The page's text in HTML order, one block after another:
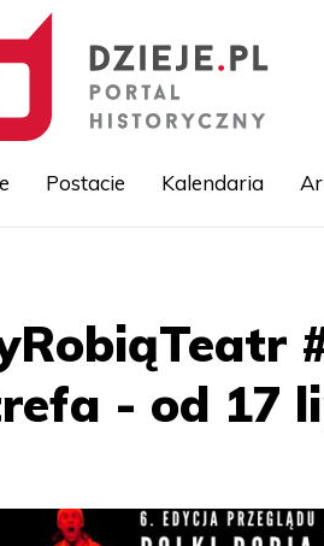
treści
Postacie Kalendaria
- od 17